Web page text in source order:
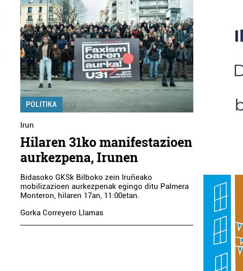
POLITIKA
Irun
Hilaren 31ko manifestazioen
aurkezpena, Irunen
Bidasoko GKSk Bilboko zein Iruñeako
mobilizazioen aurkezpenak egingo ditu Palmera
Monteron, hilaren 17an, 11:00etan.
Gorka Correyero Llamas